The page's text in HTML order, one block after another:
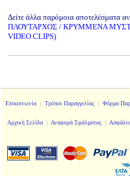
Δείτε άλλα παρόμοια αποτελέσματα
ΠΛΟΥΤΑΡΧΟΣ / ΚΡΥΜΜΕΝΑ
VIDEO CLIPS)
Επικοινωνία| Τρόποι Παραγγελίας| Φόρμα
Αρχική Σελίδα | Αναφορά Σφάλματος |